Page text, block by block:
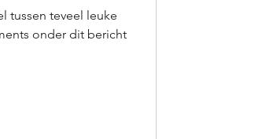
tussen teveel leuke
onder dit bericht